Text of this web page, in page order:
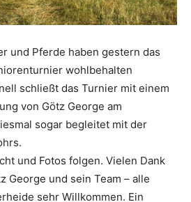
und Pferde haben gestern das
wohlbehalten
schließt das Turnier mit einem
von Götz George am
sogar begleitet mit der
und Fotos folgen. Vielen Dank
George und sein Team – alle
sehr Willkommen. Ein